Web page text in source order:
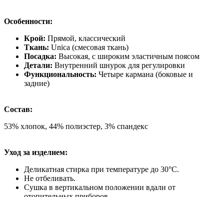
Особенности:
Крой: Прямой, классический
Ткань: Unica (смесовая ткань)
Посадка: Высокая, с широким эластичным поясом
Детали: Внутренний шнурок для регулировки
Функциональность: Четыре кармана (боковые и
задние)
Состав:
53% хлопок, 44% полиэстер, 3% спандекс
Уход за изделием:
Деликатная стирка при температуре до 30°C.
Не отбеливать.
Сушка в вертикальном положении вдали от